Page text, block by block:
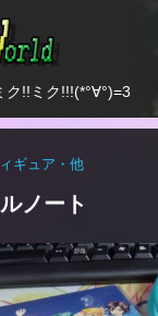
!!ミク!!!(*°∀°)=3
ギュア・他
ノート